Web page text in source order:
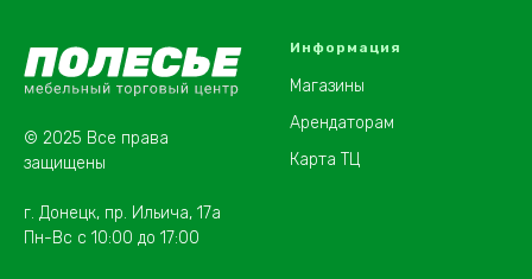
© 2025 Все права
защищены
г. Донецк, пр. Ильича, 17а
Пн-Вс с 10:00 до 17:00
Информация
Магазины
Арендаторам
Карта ТЦ